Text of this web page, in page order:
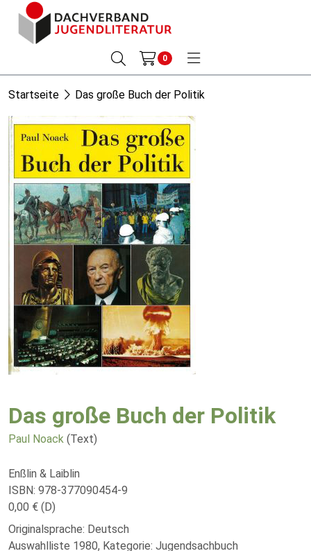
0
Startseite Das große Buch der Politik
Das große Buch der Politik
Paul Noack (Text)
Enßlin & Laiblin
ISBN: 978-377090454-9
0,00 € (D)
Originalsprache: Deutsch
Auswahlliste 1980, Kategorie: Jugendsachbuch